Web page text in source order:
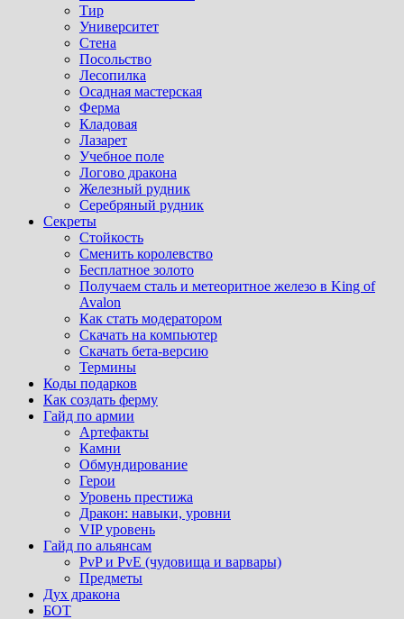
Тир
Университет
Стена
Посольство
Лесопилка
Осадная мастерская
Ферма
Кладовая
Лазарет
Учебное поле
Логово дракона
Железный рудник
Серебряный рудник
Секреты
Стойкость
Сменить королевство
Бесплатное золото
Получаем сталь и метеоритное железо в King of
Avalon
Как стать модератором
Скачать на компьютер
Скачать бета-версию
Термины
Коды подарков
Как создать ферму
Гайд по армии
Артефакты
Камни
Обмундирование
Герои
Уровень престижа
Дракон: навыки, уровни
VIP уровень
Гайд по альянсам
PvP и PvE (чудовища и варвары)
Предметы
Дух дракона
БОТ